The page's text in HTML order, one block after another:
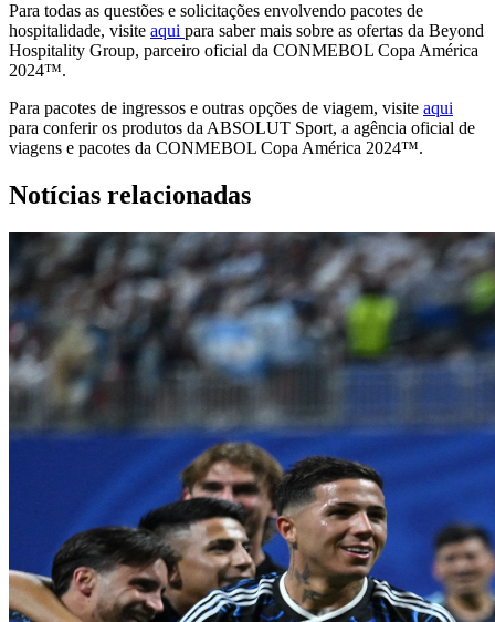
Para todas as questões e solicitações envolvendo pacotes de
hospitalidade, visite aqui para saber mais sobre as ofertas da Beyond
Hospitality Group, parceiro oficial da CONMEBOL Copa América
2024™.
Para pacotes de ingressos e outras opções de viagem, visite aqui
para conferir os produtos da ABSOLUT Sport, a agência oficial de
viagens e pacotes da CONMEBOL Copa América 2024™.
Notícias relacionadas